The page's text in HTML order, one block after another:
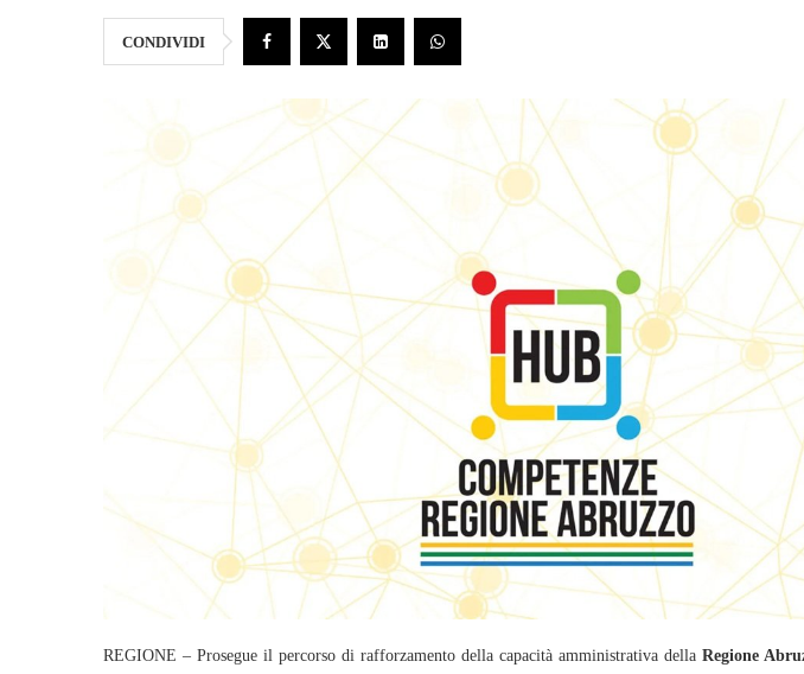
CONDIVIDI
REGIONE – Prosegue il percorso di rafforzamento della capacità amministrativa della Regione